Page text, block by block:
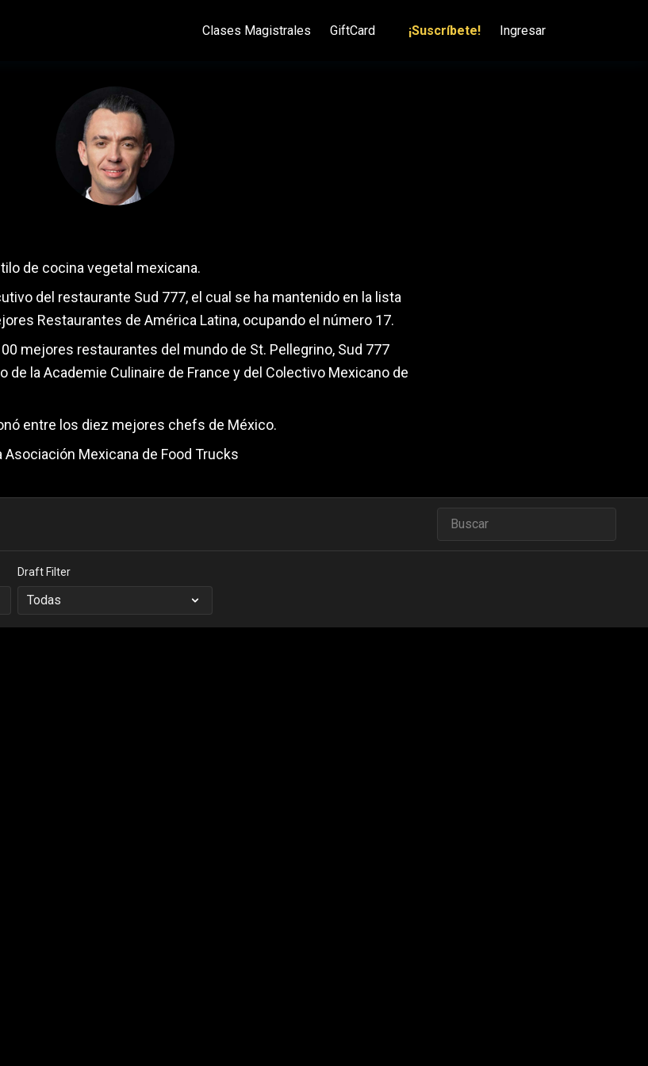
Clases Magistrales GiftCard ¡Suscríbete! Ingresar
de cocina vegetal mexicana.
del restaurante Sud 777, el cual se ha mantenido en la lista
Restaurantes de América Latina, ocupando el número 17.
mejores restaurantes del mundo de St. Pellegrino, Sud 777
de la Academie Culinaire de France y del Colectivo Mexicano de
entre los diez mejores chefs de México.
Mexicana de Food Trucks
Draft Filter